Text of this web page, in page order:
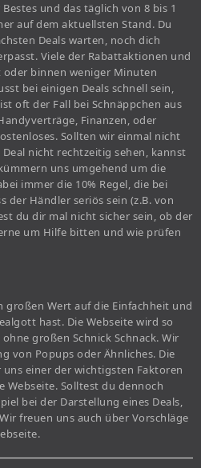
und das täglich von 8 bis 1
auf dem aktuellsten Stand. Du
Deals warten, noch dich
Viele der Rabattaktionen und
binnen weniger Minuten
bei einigen Deals schnell sein,
oft der Fall bei Schnäppchen aus
Finanzen, oder
Sollten wir einmal nicht
nicht rechtzeitig sehen, kannst
uns umgehend um die
immer die 10% Regel, die bei
der Händler seriös sein (z.B. von
du dir mal nicht sicher sein, ob der
um Hilfe bitten und wie prüfen
großen Wert auf die Einfachheit und
hast. Die Webseite wird so
großen Schnick Schnack. Wir
von Popups oder Ähnliches. Die
einer der wichtigsten Faktoren
Webseite. Solltest du dennoch
bei der Darstellung eines Deals,
freuen uns auch über Vorschläge